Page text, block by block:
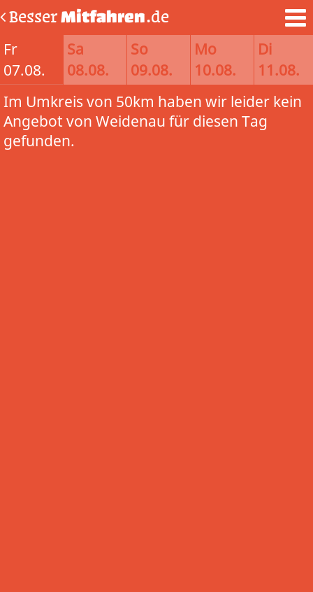
BesserMitfahren.de
Fr
07.08.
Sa
08.08.
So
09.08.
Mo
10.08.
Di
11.08.
Im Umkreis von 50km haben wir leider kein
Angebot von Weidenau für diesen Tag
gefunden.